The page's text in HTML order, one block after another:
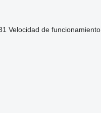
Velocidad de funcionamiento